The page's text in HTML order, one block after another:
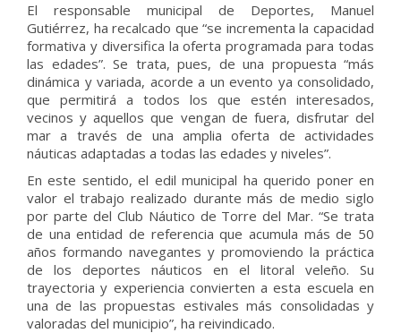
El responsable municipal de Deportes, Manuel
Gutiérrez, ha recalcado que “se incrementa la capacidad
formativa y diversifica la oferta programada para todas
las edades”. Se trata, pues, de una propuesta “más
dinámica y variada, acorde a un evento ya consolidado,
que permitirá a todos los que estén interesados,
vecinos y aquellos que vengan de fuera, disfrutar del
mar a través de una amplia oferta de actividades
náuticas adaptadas a todas las edades y niveles”.
En este sentido, el edil municipal ha querido poner en
valor el trabajo realizado durante más de medio siglo
por parte del Club Náutico de Torre del Mar. “Se trata
de una entidad de referencia que acumula más de 50
años formando navegantes y promoviendo la práctica
de los deportes náuticos en el litoral veleño. Su
trayectoria y experiencia convierten a esta escuela en
una de las propuestas estivales más consolidadas y
valoradas del municipio”, ha reivindicado.